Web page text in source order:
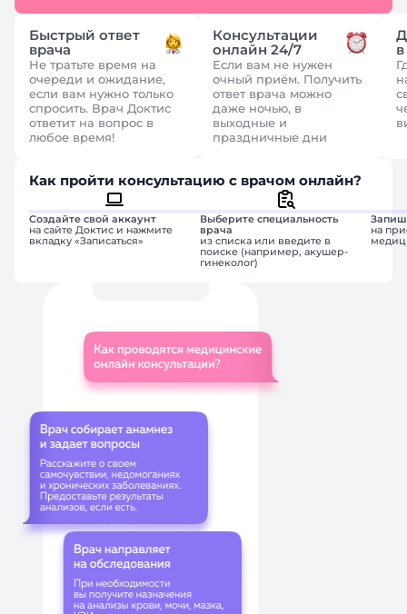
Быстрый ответ
врача
Не тратьте время на
очереди и ожидание,
если вам нужно только
спросить. Врач Доктис
ответит на вопрос в
любое время!
Консультации
онлайн 24/7
Если вам не нужен
очный приём. Получить
ответ врача можно
даже ночью, в
выходные и
праздничные дни
Как пройти консультацию с врачом онлайн?
Создайте свой аккаунт
на сайте Доктис и нажмите
вкладку «Записаться»
Выберите специальность
врача
из списка или введите в
поиске (например, акушер-
гинеколог)
на